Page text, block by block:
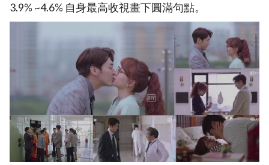
3.9% ~4.6% 自身最高收視畫下圓滿句點。